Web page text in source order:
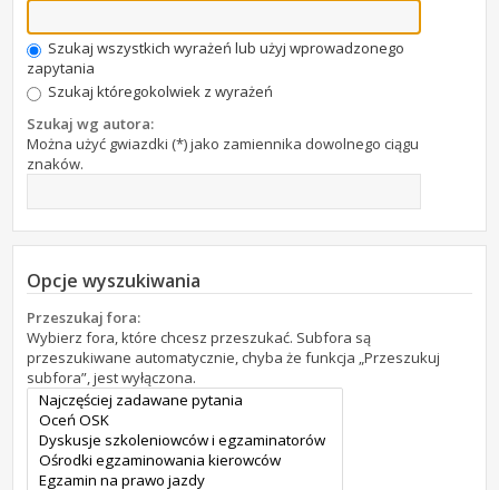
Szukaj wszystkich wyrażeń lub użyj wprowadzonego
zapytania
Szukaj któregokolwiek z wyrażeń
Szukaj wg autora:
Można użyć gwiazdki (*) jako zamiennika dowolnego ciągu
znaków.
Opcje wyszukiwania
Przeszukaj fora:
Wybierz fora, które chcesz przeszukać. Subfora są
przeszukiwane automatycznie, chyba że funkcja „Przeszukuj
subfora”, jest wyłączona.